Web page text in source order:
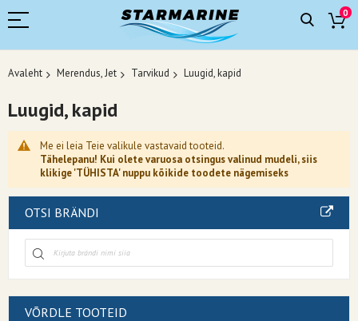
0
Avaleht Merendus, Jet Tarvikud Luugid, kapid
Luugid, kapid
Me ei leia Teie valikule vastavaid tooteid.
Tähelepanu! Kui olete varuosa otsingus valinud mudeli, siis
klikige 'TÜHISTA' nuppu kõikide toodete nägemiseks
OTSI BRÄNDI
VÕRDLE TOOTEID